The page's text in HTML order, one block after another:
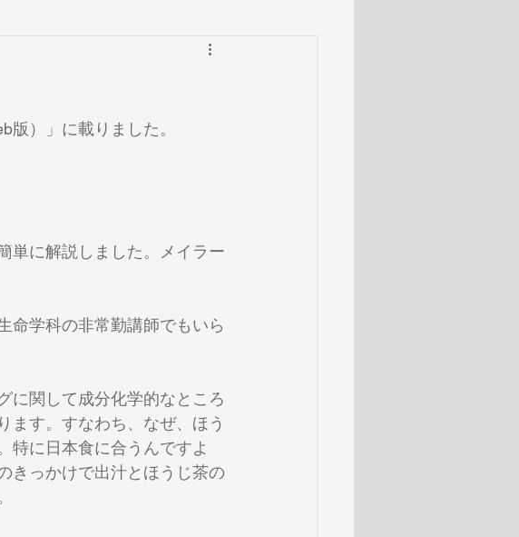
）」に載りました。
単に解説しました。メイラー
命学科の非常勤講師でもいら
に関して成分化学的なところ
ます。すなわち、なぜ、ほう
特に日本食に合うんですよ
きっかけで出汁とほうじ茶の